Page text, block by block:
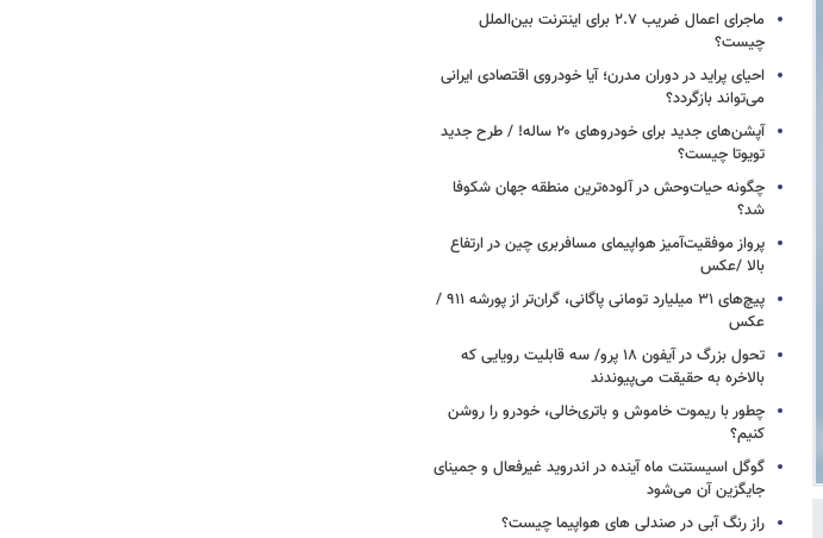
ماجرای اعمال ضریب ۲.۷ برای اینترنت بین‌الملل
چیست؟
احیای پراید در دوران مدرن؛ آیا خودروی اقتصادی ایرانی
می‌تواند بازگردد؟
آپشن‌های جدید برای خودروهای ۲۰ ساله! / طرح جدید
تویوتا چیست؟
چگونه حیات‌وحش در آلوده‌ترین منطقه جهان شکوفا
شد؟
پرواز موفقیت‌آمیز هواپیمای مسافربری چین در ارتفاع
بالا /عکس
پیچ‌های ۳۱ میلیارد تومانی پاگانی، گران‌تر از پورشه ۹۱۱ /
عکس
تحول بزرگ در آیفون ۱۸ پرو/ سه قابلیت رویایی که
بالاخره به حقیقت می‌پیوندند
چطور با ریموت خاموش و باتری‌خالی، خودرو را روشن
کنیم؟
گوگل اسیستنت ماه آینده در اندروید غیرفعال و جمینای
جایگزین آن می‌شود
راز رنگ آبی در صندلی های هواپیما چیست؟